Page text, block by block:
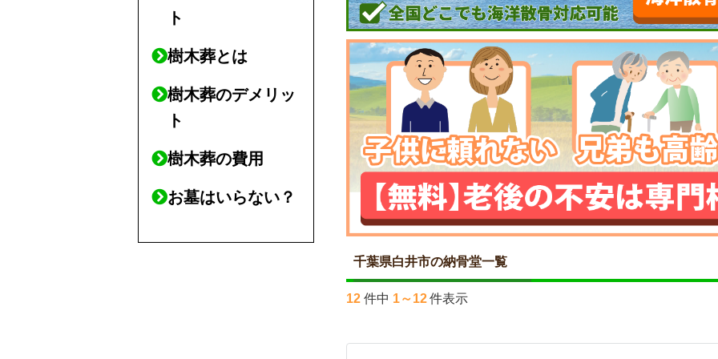
千葉県白井市の納骨堂一覧
12 件中 1～12 件表示
ト
樹木葬とは
樹木葬のデメリッ
ト
樹木葬の費用
お墓はいらない？